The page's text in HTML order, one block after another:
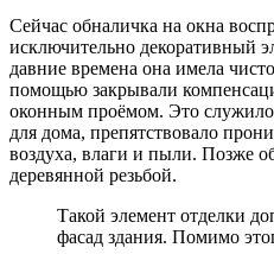
Сейчас обналичка на окна
исключительно декоративный
давние времена она имела
помощью закрывали
оконным проёмом. Это
для дома, препятствовало
воздуха, влаги и пыли. Позже
деревянной резьбой.
Такой элемент отделки
фасад здания. Помимо